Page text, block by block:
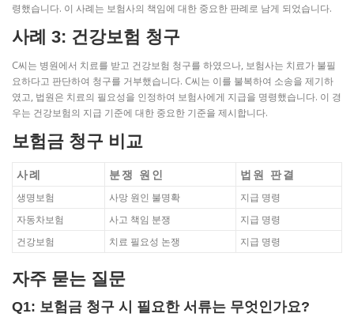
령했습니다. 이 사례는 보험사의 책임에 대한 중요한 판례로 남게 되었습니다.
사례 3: 건강보험 청구
C씨는 병원에서 치료를 받고 건강보험 청구를 하였으나, 보험사는 치료가 불필
요하다고 판단하여 청구를 거부했습니다. C씨는 이를 불복하여 소송을 제기하
였고, 법원은 치료의 필요성을 인정하여 보험사에게 지급을 명령했습니다. 이 경
우는 건강보험의 지급 기준에 대한 중요한 기준을 제시합니다.
보험금 청구 비교
사례 분쟁 원인 법원 판결
생명보험 사망 원인 불명확
지급 명령
자동차보험
사고 책임 분쟁
지급 명령
건강보험
치료 필요성 논쟁 지급 명령
자주 묻는 질문
Q1: 보험금 청구 시 필요한 서류는 무엇인가요?